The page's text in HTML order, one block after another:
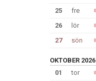
25
fre
26
lör
27
sön
OKTOBER 2026
01
tor